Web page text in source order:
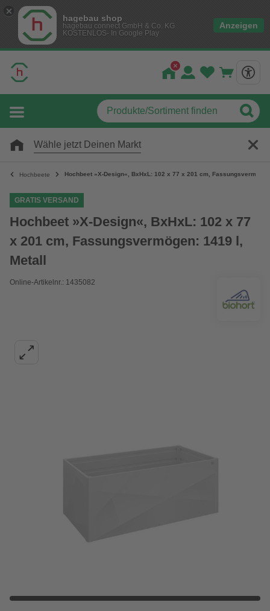
hagebau shop
hagebau connect GmbH & Co. KG
KOSTENLOS- In Google Play
Anzeigen
Wähle jetzt Deinen Markt
Hochbeete Hochbeet »X-Design«, BxHxL: 102 x 77 x 201 cm,
GRATIS VERSAND
Hochbeet »X-Design«, BxHxL: 102 x 77
x 201 cm, Fassungsvermögen: 1419 l,
Metall
Online-Artikelnr.: 1435082